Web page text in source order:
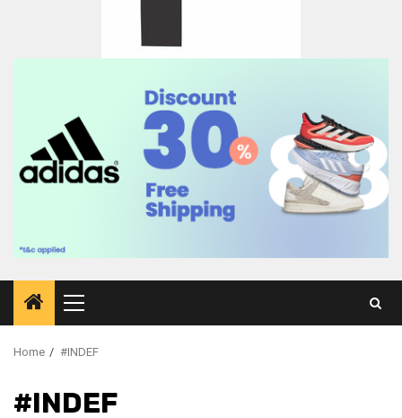
Primary
Menu
Home #INDEF
#INDEF